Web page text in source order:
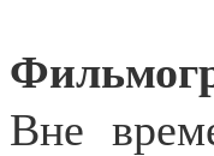
Вне